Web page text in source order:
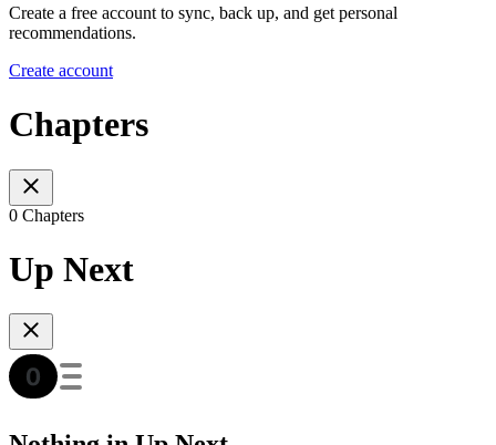
Create a free account to sync, back up, and get personal
recommendations.
Create account
Chapters
0 Chapters
Up Next